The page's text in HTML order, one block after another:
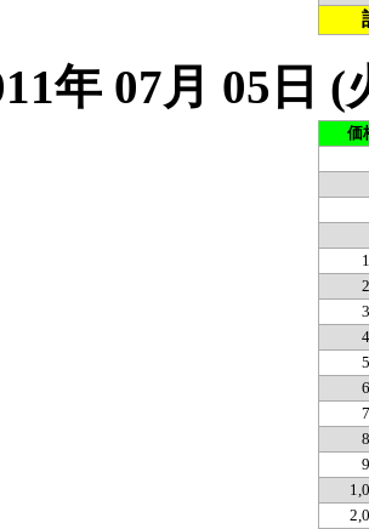
年 07月 05日
価